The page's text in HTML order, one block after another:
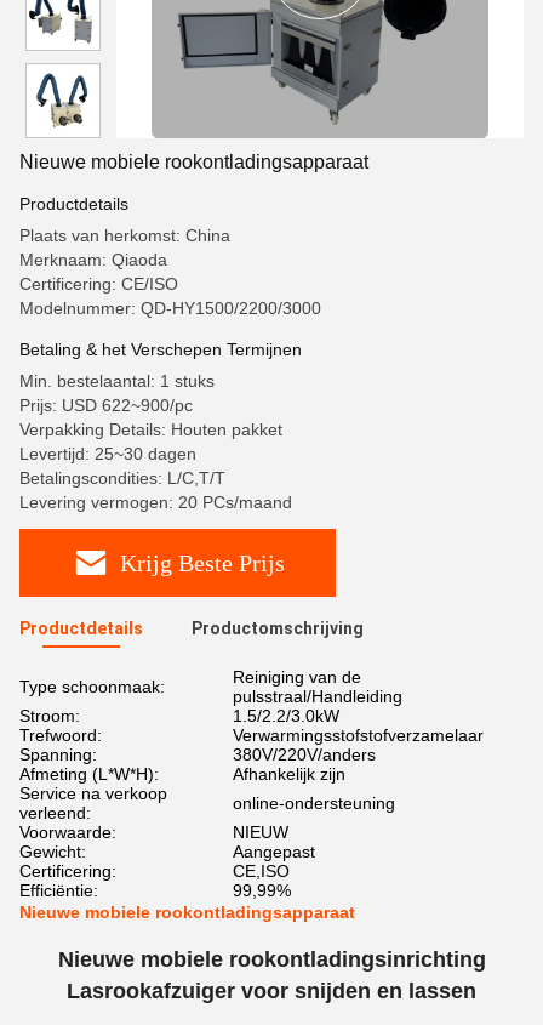
Nieuwe mobiele rookontladingsapparaat
Productdetails
Plaats van herkomst: China
Merknaam: Qiaoda
Certificering: CE/ISO
Modelnummer: QD-HY1500/2200/3000
Betaling & het Verschepen Termijnen
Min. bestelaantal: 1 stuks
Prijs: USD 622~900/pc
Verpakking Details: Houten pakket
Levertijd: 25~30 dagen
Betalingscondities: L/C,T/T
Levering vermogen: 20 PCs/maand
Krijg Beste Prijs
Productdetails Productomschrijving
Type schoonmaak:
Reiniging van de
pulsstraal/Handleiding
Stroom:
1.5/2.2/3.0kW
Trefwoord:
Verwarmingsstofstofverzamelaar
Spanning:
380V/220V/anders
Afmeting (L*W*H):
Afhankelijk zijn
Service na verkoop
verleend:
online-ondersteuning
Voorwaarde:
NIEUW
Gewicht:
Aangepast
Certificering:
CE,ISO
Efficiëntie:
99,99%
Nieuwe mobiele rookontladingsapparaat
Nieuwe mobiele rookontladingsinrichting
Lasrookafzuiger voor snijden en lassen